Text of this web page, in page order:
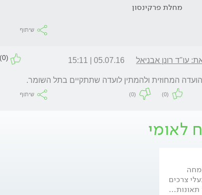
מחלת פרקינסון
שיתוף
עו"ד רונן אבניאל 05.07.16 | 15:11
(0)
המחוזית ולהמתין לועדה שתתקיים בתל השומר.
(0)
(0) שיתוף
לאומי
צרכים
תאונות...